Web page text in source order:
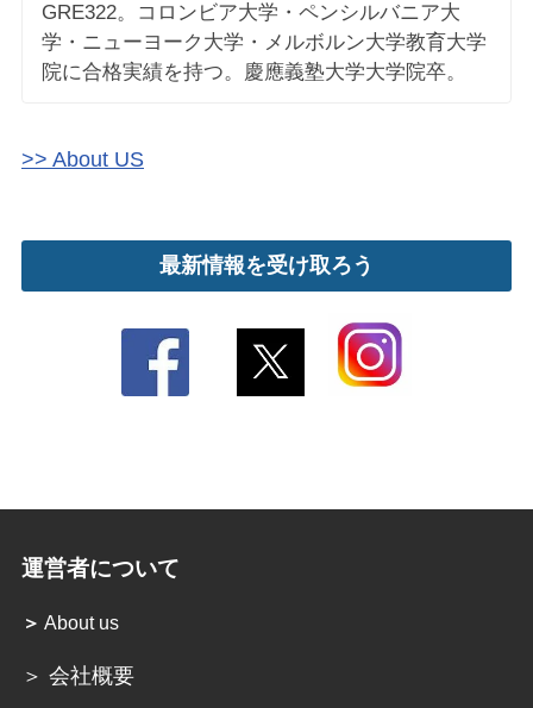
GRE322。コロンビア大学・ペンシルバニア大
学・ニューヨーク大学・メルボルン大学教育大学
院に合格実績を持つ。慶應義塾大学大学院卒。
>> About US
最新情報を受け取ろう
運営者について
＞ About us
＞ 会社概要